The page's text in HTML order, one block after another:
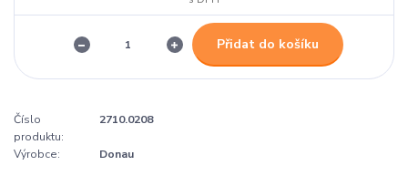
Přidat do košíku
Číslo
produktu:
2710.0208
Výrobce: Donau